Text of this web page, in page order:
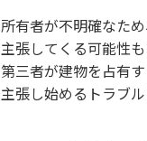
有者が不明確なた
張してくる可能性
三者が建物を占有
張し始めるトラブ